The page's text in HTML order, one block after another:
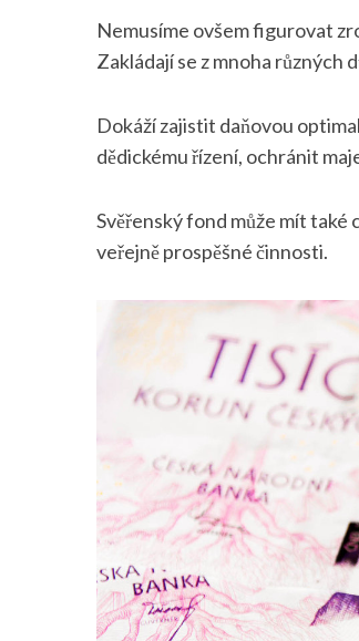
Nemusíme ovšem figurovat
Zakládají se z mnoha různých
Dokáží zajistit daňovou
dědickému řízení, ochránit
Svěřenský fond může mít
veřejně prospěšné činnosti.